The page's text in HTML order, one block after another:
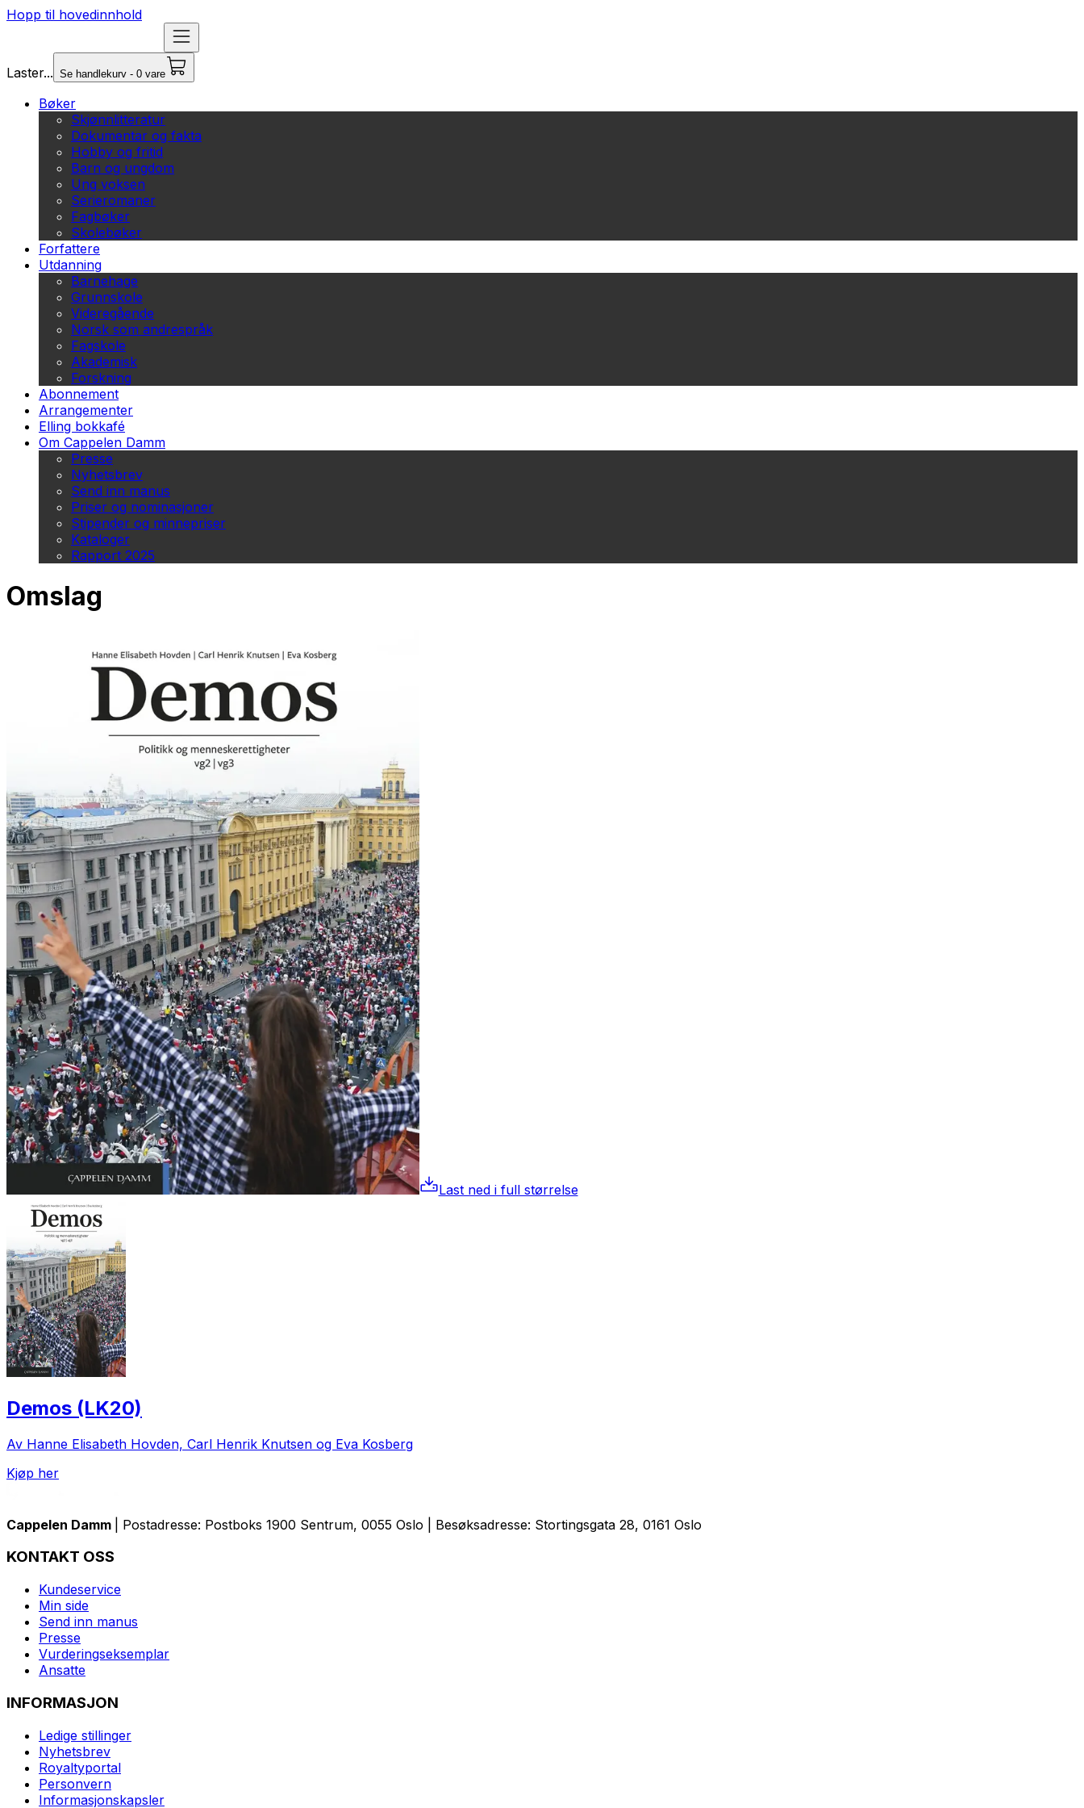
Hopp til hovedinnhold
Laster... Se handlekurv - 0 vare
Bøker
Skjønnlitteratur
Dokumentar og fakta
Hobby og fritid
Barn og ungdom
Ung voksen
Serieromaner
Fagbøker
Skolebøker
Forfattere
Utdanning
Barnehage
Grunnskole
Videregående
Norsk som andrespråk
Fagskole
Akademisk
Forskning
Abonnement
Arrangementer
Elling bokkafé
Om Cappelen Damm
Presse
Nyhetsbrev
Send inn manus
Priser og nominasjoner
Stipender og minnepriser
Kataloger
Rapport 2025
Omslag
Last ned i full størrelse
Demos (LK20)
Av Hanne Elisabeth Hovden, Carl Henrik Knutsen og Eva Kosberg
Kjøp her
Cappelen Damm | Postadresse: Postboks 1900 Sentrum, 0055 Oslo | Besøksadresse: Stortingsgata 28, 0161 Oslo
KONTAKT OSS
Kundeservice
Min side
Send inn manus
Presse
Vurderingseksemplar
Ansatte
INFORMASJON
Ledige stillinger
Nyhetsbrev
Royaltyportal
Personvern
Informasjonskapsler